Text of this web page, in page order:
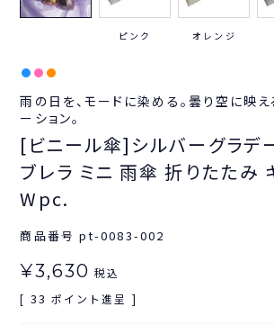
ピンク オレンジ
雨の日を、モードに染める。曇り空に映
ーション。
[ビニール傘]シルバーグラデ
ブレラ ミニ 雨傘 折りたたみ
Wpc.
商品番号 pt-0083-002
¥3,630 税込
[ 33 ポイント進呈 ]